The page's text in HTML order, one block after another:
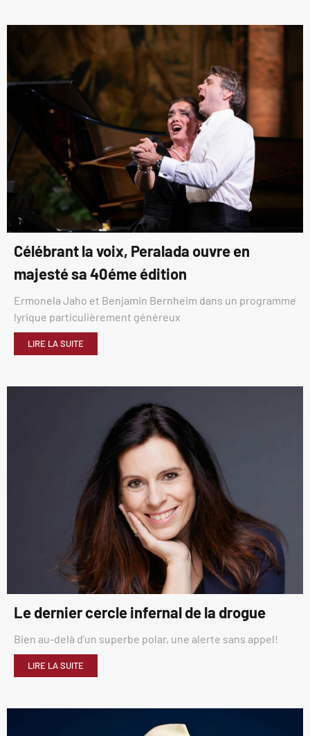
Célébrant la voix, Peralada ouvre en
majesté sa 40éme édition
Ermonela Jaho et Benjamin Bernheim dans un programme
lyrique particulièrement généreux
LIRE LA SUITE
Le dernier cercle infernal de la drogue
Bien au-delà d’un superbe polar, une alerte sans appel!
LIRE LA SUITE